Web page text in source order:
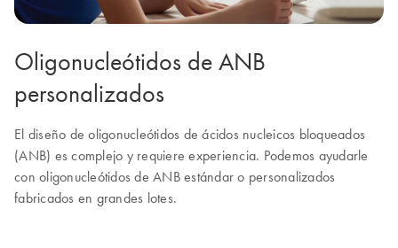
Oligonucleótidos de ANB
personalizados
El diseño de oligonucleótidos de ácidos nucleicos bloqueados
(ANB) es complejo y requiere experiencia. Podemos ayudarle
con oligonucleótidos de ANB estándar o personalizados
fabricados en grandes lotes.